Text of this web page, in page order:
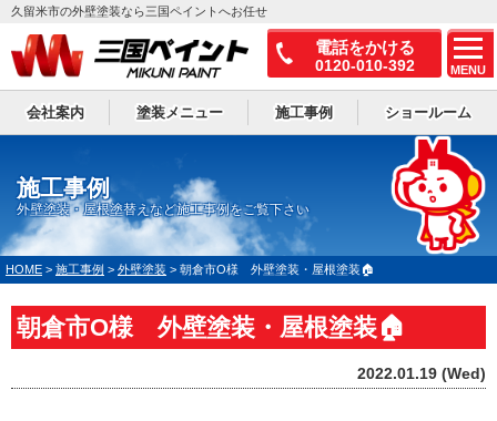
電話をかける
0120-010-392 MENU
久留米市の外壁塗装なら三国ペイントへお任せ
会社案内 塗装メニュー 施工事例 ショールーム
施工事例
外壁塗装・屋根塗替えなど施工事例をご覧下さい
HOME > 施工事例 > 外壁塗装 > 朝倉市O様 外壁塗装・屋根塗装🏠
朝倉市O様 外壁塗装・屋根塗装🏠
2022.01.19 (Wed)